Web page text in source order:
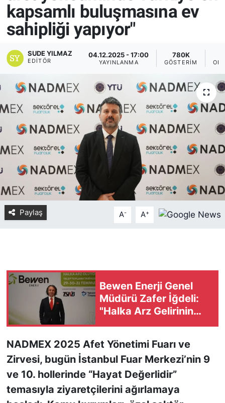
kapsamlı buluşmasına ev
sahipliği yapıyor"
SUDE YILMAZ
EDITÖR
04.12.2025 - 17:00
YAYINLANMA
780K
GÖSTERIM
Paylaş A- A+
Bewen Enerji Genel
Müdürü Zafer İğdeli:
"Halka Arz Gelirinin
NADMEX 2025 Afet Yönetimi Fuarı ve
Zirvesi, bugün İstanbul Fuar Merkezi’nin 9
ve 10. hollerinde “Hayat Değerlidir”
temasıyla ziyaretçilerini ağırlamaya
Yurt Dışı Fuarlar
KÜLTÜR SANAT
FUAR HABERLERİ
Amerika Fuarları
FUAR RAPORU
FESTİVAL HABERLERİ
FESTİVAL TAKVİMİ
KONGRE TAKVİMİ
RÖPORTAJLAR
BİYOGRAFİLER